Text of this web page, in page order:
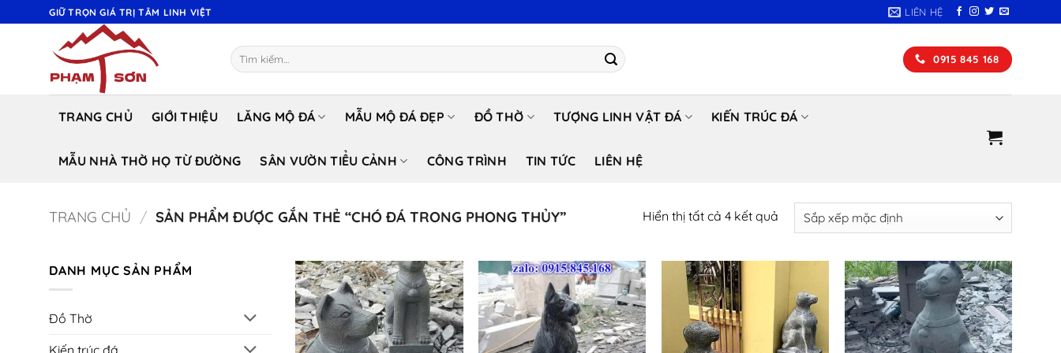
qua
GIỮ TRỌN GIÁ TRỊ TÂM LINH VIỆT LIÊN HỆ
Tìm
kiếm:
0915 845 168
TRANG CHỦ GIỚI THIỆU LĂNG MỘ ĐÁ MẪU MỘ ĐÁ ĐẸP ĐỒ THỜ TƯỢNG LINH VẬT ĐÁ KIẾN TRÚC ĐÁ
MẪU NHÀ THỜ HỌ TỪ ĐƯỜNG SÂN VƯỜN TIỂU CẢNH CÔNG TRÌNH TIN TỨC LIÊN HỆ
TRANG CHỦ / SẢN PHẨM ĐƯỢC GẮN THẺ “CHÓ ĐÁ TRONG PHONG THỦY” Hiển thị tất cả 4 kết quả
DANH MỤC SẢN PHẨM
Đồ Thờ